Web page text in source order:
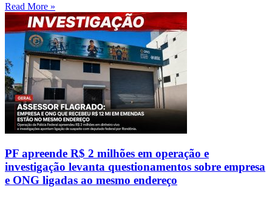
Read More »
PF apreende R$ 2 milhões em operação e
investigação levanta questionamentos sobre empresa
e ONG ligadas ao mesmo endereço